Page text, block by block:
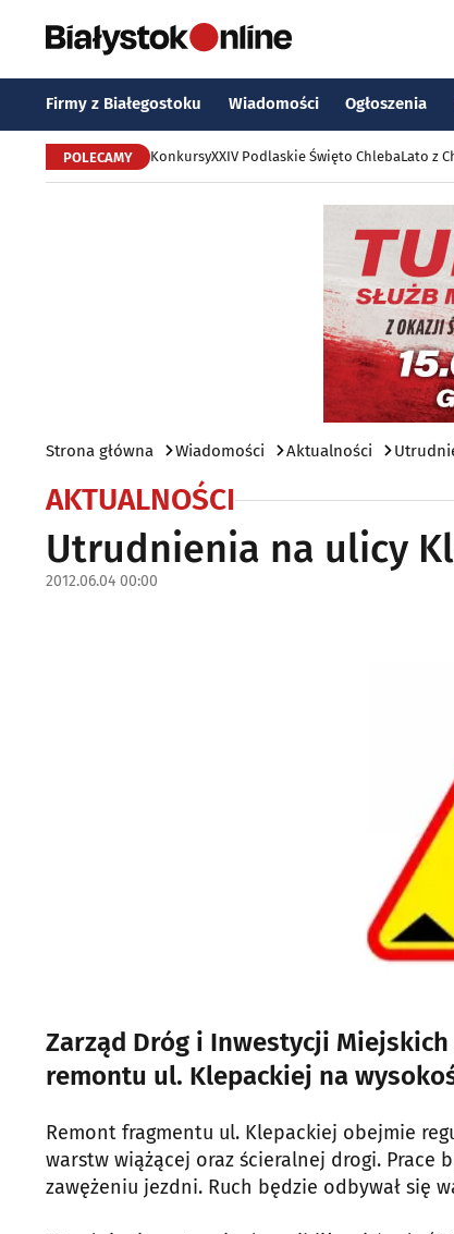
Firmy z Białegostoku Wiadomości Ogłoszenia
POLECAMY KonkursyXXIV Podlaskie Święto ChlebaLato z
Strona główna Wiadomości Aktualności
AKTUALNOŚCI
Utrudnienia na ulicy
2012.06.04 00:00
Zarząd Dróg i Inwestycji
remontu ul. Klepackiej na
Remont fragmentu ul. Klepackiej obejmie
warstw wiążącej oraz ścieralnej drogi. Prace
zawężeniu jezdni. Ruch będzie odbywał się